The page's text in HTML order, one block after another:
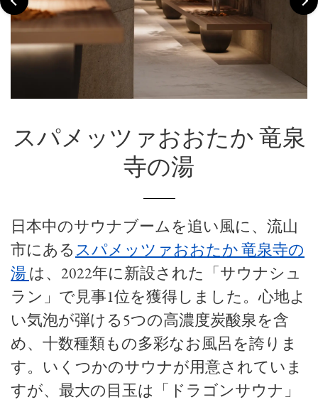
スパメッツァおおたか 竜泉
寺の湯
日本中のサウナブームを追い風に、流山
市にあるスパメッツァおおたか竜泉寺の
湯は、2022年に新設された「サウナシュ
ラン」で見事1位を獲得しました。心地よ
い気泡が弾ける5つの高濃度炭酸泉を含
め、十数種類もの多彩なお風呂を誇りま
す。いくつかのサウナが用意されていま
すが、最大の目玉は「ドラゴンサウナ」